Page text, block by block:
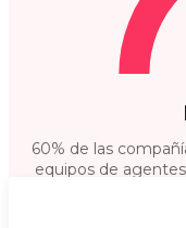
60% de las
equipos de